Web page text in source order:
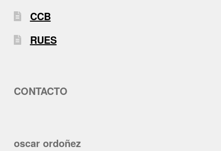
CCB
RUES
CONTACTO
oscar ordoñez